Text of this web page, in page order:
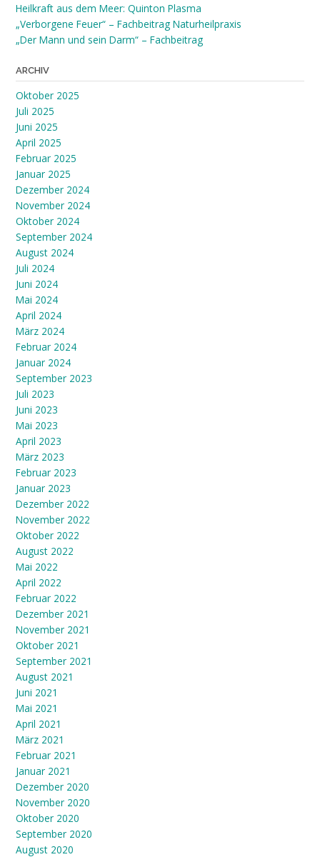
Heilkraft aus dem Meer: Quinton Plasma
„Verborgene Feuer“ – Fachbeitrag Naturheilpraxis
„Der Mann und sein Darm“ – Fachbeitrag
ARCHIV
Oktober 2025
Juli 2025
Juni 2025
April 2025
Februar 2025
Januar 2025
Dezember 2024
November 2024
Oktober 2024
September 2024
August 2024
Juli 2024
Juni 2024
Mai 2024
April 2024
März 2024
Februar 2024
Januar 2024
September 2023
Juli 2023
Juni 2023
Mai 2023
April 2023
März 2023
Februar 2023
Januar 2023
Dezember 2022
November 2022
Oktober 2022
August 2022
Mai 2022
April 2022
Februar 2022
Dezember 2021
November 2021
Oktober 2021
September 2021
August 2021
Juni 2021
Mai 2021
April 2021
März 2021
Februar 2021
Januar 2021
Dezember 2020
November 2020
Oktober 2020
September 2020
August 2020